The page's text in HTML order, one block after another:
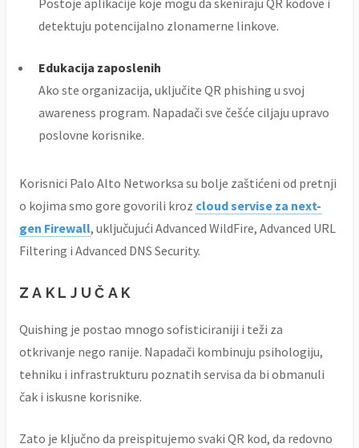
detektuju potencijalno zlonamerne linkove.
Edukacija zaposlenih
Ako ste organizacija, uključite QR phishing u svoj
awareness program. Napadači sve češće ciljaju upravo
poslovne korisnike.
Korisnici Palo Alto Networksa su bolje zaštićeni od pretnji
o kojima smo gore govorili kroz cloud servise za next-
gen Firewall, uključujući Advanced WildFire, Advanced URL
Filtering i Advanced DNS Security.
ZAKLJUČAK
Quishing je postao mnogo sofisticiraniji i teži za
otkrivanje nego ranije. Napadači kombinuju psihologiju,
tehniku i infrastrukturu poznatih servisa da bi obmanuli
čak i iskusne korisnike.
Zato je ključno da preispitujemo svaki QR kod, da redovno